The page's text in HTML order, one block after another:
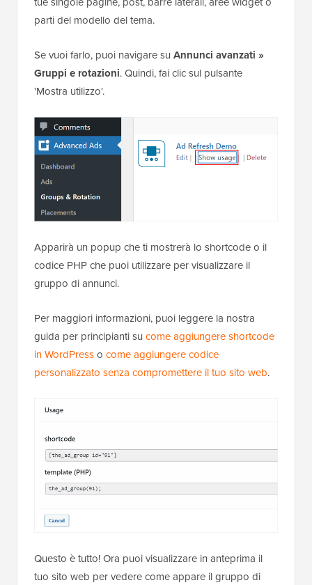
parti del modello del tema.
Se vuoi farlo, puoi navigare su Annunci avanzati »
Gruppi e rotazioni. Quindi, fai clic sul pulsante
'Mostra utilizzo'.
Apparirà un popup che ti mostrerà lo shortcode o il
codice PHP che puoi utilizzare per visualizzare il
gruppo di annunci.
Per maggiori informazioni, puoi leggere la nostra
guida per principianti su come aggiungere shortcode
in WordPresso come aggiungere codice
personalizzato senza compromettere il tuo sito web.
Questo è tutto! Ora puoi visualizzare in anteprima il
tuo sito web per vedere come appare il gruppo di